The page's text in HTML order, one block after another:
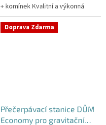
+ komínek Kvalitní a výkonná
přečerpávací stanice k chatám,
chalupám a rodinným domům...
Doprava Zdarma
Přečerpávací stanice DŮM
Economy pro gravitační